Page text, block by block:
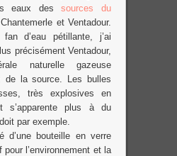
eaux dessources du
et Ventadour.
d’eau pétillante, j’ai
précisément Ventadour,
naturelle gazeuse
de la source. Les bulles
très explosives en
s’apparente plus à du
par exemple.
d’une bouteille en verre
pour l’environnement et la